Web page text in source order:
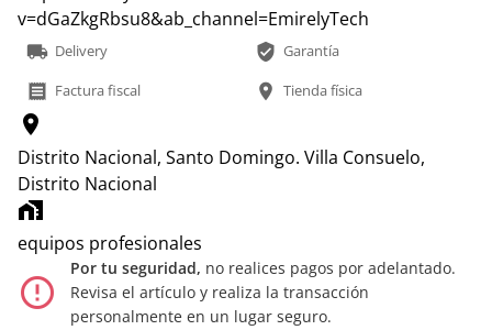
v=dGaZkgRbsu8&ab_channel=EmirelyTech
local_shipping Delivery verified_user Garantía
receipt Factura fiscal location_on Tienda física
location_on
Distrito Nacional, Santo Domingo. Villa Consuelo,
Distrito Nacional
home_work
equipos profesionales
error_outline
Por tu seguridad, no realices pagos por adelantado.
Revisa el artículo y realiza la transacción
personalmente en un lugar seguro.